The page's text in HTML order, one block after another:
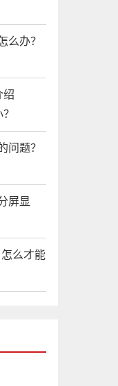
么办？
绍
问题？
屏显
么才能